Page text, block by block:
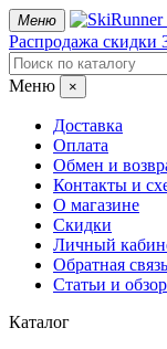
Меню
Распродажа скидки
Меню ×
Доставка
Оплата
Обмен и
Контакты и
О магазине
Скидки
Личный
Обратная связь
Статьи и
Каталог